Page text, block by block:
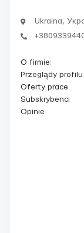
Ukraina,
O firmie:
Przeglądy profilu
Oferty prace
Subskrybenci
Opinie